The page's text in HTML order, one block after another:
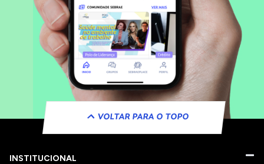
VOLTAR PARA O TOPO
INSTITUCIONAL